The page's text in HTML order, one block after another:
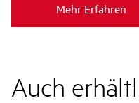
Mehr Erfahren
Auch